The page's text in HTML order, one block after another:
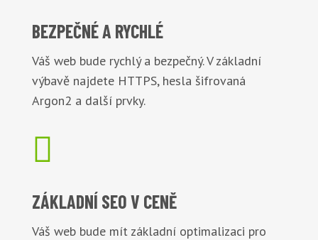
BEZPEČNÉA RYCHLÉ
Váš web bude rychlý a bezpečný. V základní
výbavě najdete HTTPS, hesla šifrovaná
Argon2 a další prvky.

ZÁKLADNÍ SEO V CENĚ
Váš web bude mít základní optimalizaci pro